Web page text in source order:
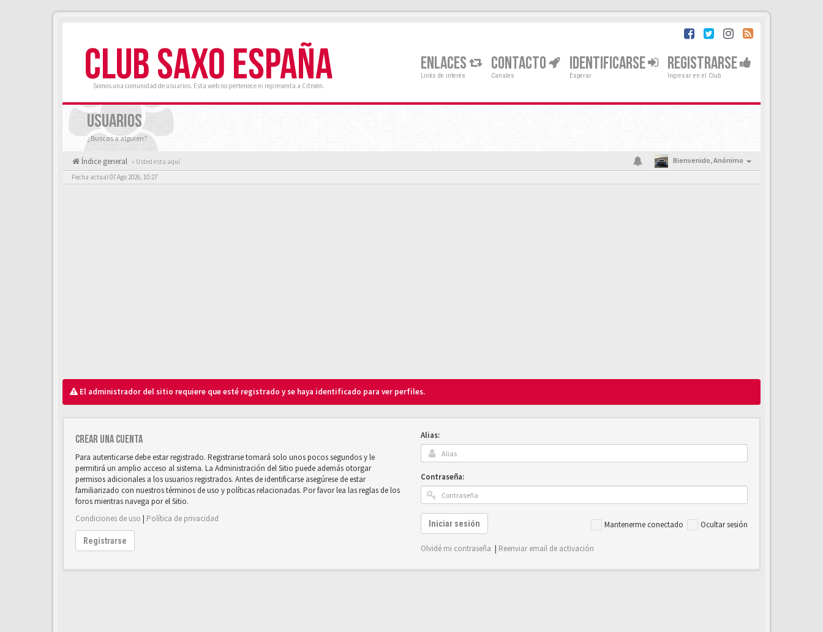
CLUB SAXO ESPAÑA
Somos una comunidad de usuarios. Esta web no pertenece ni representa a Citroën.
ENLACES
Links de interés
CONTACTO
Canales
IDENTIFICARSE
Esperar
REGISTRARSE
Ingresar en el Club
USUARIOS
¿Buscas a alguien?
Índice general « Usted esta aquí Bienvenido,Anónimo
Fecha actual 07 Ago 2026, 10:27
El administrador del sitio requiere que esté registrado y se haya identificado para ver perfiles.
Crear una cuenta
Para autenticarse debe estar registrado. Registrarse tomará solo unos pocos segundos y le
permitirá un amplio acceso al sistema. La Administración del Sitio puede además otorgar
permisos adicionales a los usuarios registrados. Antes de identificarse asegúrese de estar
familiarizado con nuestros términos de uso y políticas relacionadas. Por favor lea las reglas de los
foros mientras navega por el Sitio.
Condiciones de uso | Política de privacidad
Registrarse
Alias:
Contraseña:
Mantenerme conectado Ocultar sesión
Iniciar sesión
Olvidé mi contraseña | Reenviar email de activación